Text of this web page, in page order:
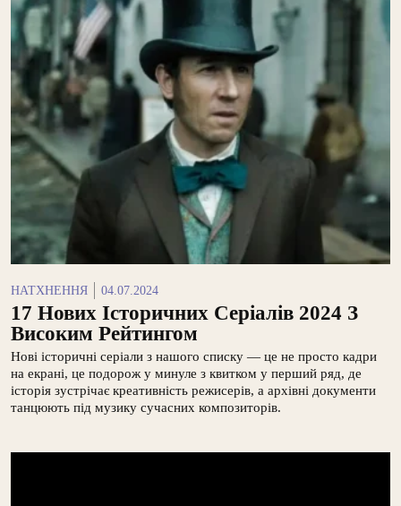
НАТХНЕННЯ 04.07.2024
17 Нових Історичних Серіалів 2024 З
Високим Рейтингом
Нові історичні серіали з нашого списку — це не просто кадри
на екрані, це подорож у минуле з квитком у перший ряд, де
історія зустрічає креативність режисерів, а архівні документи
танцюють під музику сучасних композиторів.